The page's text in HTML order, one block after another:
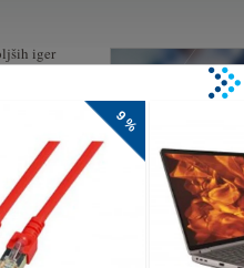
iger
zdaj! Čas je,
v apokalipsni
sovražniki
in ubijte,
tej zgodbi
Premikanje
z miško